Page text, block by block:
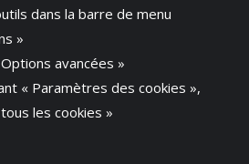
dans la barre de menu
»
avancées »
« Paramètres des cookies »,
les cookies »